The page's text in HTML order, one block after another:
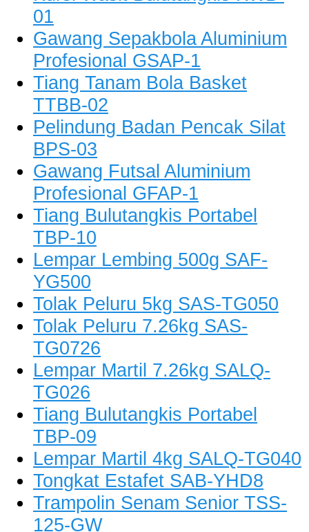
01
Gawang Sepakbola Aluminium
Profesional GSAP-1
Tiang Tanam Bola Basket
TTBB-02
Pelindung Badan Pencak Silat
BPS-03
Gawang Futsal Aluminium
Profesional GFAP-1
Tiang Bulutangkis Portabel
TBP-10
Lempar Lembing 500g SAF-
YG500
Tolak Peluru 5kg SAS-TG050
Tolak Peluru 7.26kg SAS-
TG0726
Lempar Martil 7.26kg SALQ-
TG026
Tiang Bulutangkis Portabel
TBP-09
Lempar Martil 4kg SALQ-TG040
Tongkat Estafet SAB-YHD8
Trampolin Senam Senior TSS-
125-GW